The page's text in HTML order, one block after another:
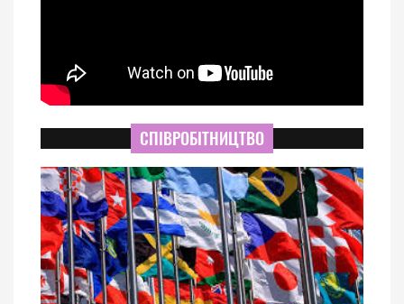
СПІВРОБІТНИЦТВО